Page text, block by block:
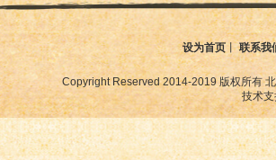
设为首页丨联系我
Copyright Reserved 2014-2019 版权所有
技术